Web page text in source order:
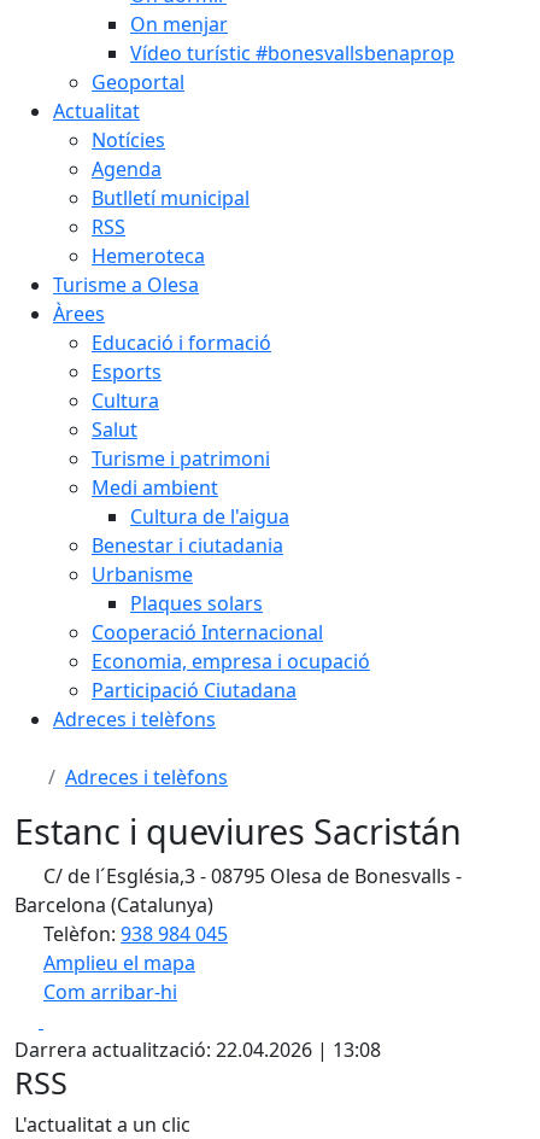
On menjar
Vídeo turístic #bonesvallsbenaprop
Geoportal
Actualitat
Notícies
Agenda
Butlletí municipal
RSS
Hemeroteca
Turisme a Olesa
Àrees
Educació i formació
Esports
Cultura
Salut
Turisme i patrimoni
Medi ambient
Cultura de l'aigua
Benestar i ciutadania
Urbanisme
Plaques solars
Cooperació Internacional
Economia, empresa i ocupació
Participació Ciutadana
Adreces i telèfons
Adreces i telèfons
Estanc i queviures Sacristán
C/ de l´Església,3 - 08795 Olesa de Bonesvalls -
Barcelona (Catalunya)
Telèfon: 938 984 045
Amplieu el mapa
Com arribar-hi
+
−
Darrera actualització: 22.04.2026 | 13:08
RSS
L'actualitat a un clic